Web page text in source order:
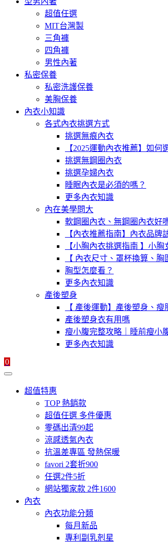
超值任選
MIT台灣製
三角褲
四角褲
男性內著
私密保養
私密洗護保養
美胸保養
內衣小知識
各式內衣挑選方式
挑選無痕內衣
【2025運動內衣推薦】如
挑選無鋼圈內衣
挑選孕婦內衣
睡眠內衣是必須的嗎？
更多內衣知識
內在美學問大
軟鋼圈內衣、無鋼圈內衣好
【內衣推薦指南】內衣品牌
【小胸內衣挑選指南 】小胸
【 內衣尺寸、罩杯換算、
胸型怎麼看？
更多內衣知識
產後塑身
【 產後運動】產後塑身、瘦
產後塑身衣有用嗎
瘦小腹完整攻略｜睡前瘦小
更多內衣知識
0
超值特惠
TOP 熱銷款
超值任選 多件優惠
零碼出清99起
涼感透氣內衣
抗溫差專區 發熱保暖
favori 2套折900
任選2件5折
網站獨家款 2件1600
內衣
內衣功能分類
每月新品
專利副乳剋星